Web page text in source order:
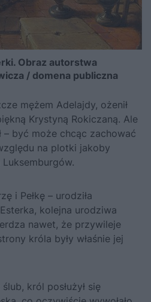
Obraz autorstwa
/ domena publiczna
mężem Adelajdy, ożenił
Krystyną Rokiczaną. Ale
– być może chcąc zachować
na plotki jakoby
Luksemburgów.
i Pełkę – urodziła
, kolejna urodziwa
nawet, że przywileje
króla były właśnie jej
król posłużył się